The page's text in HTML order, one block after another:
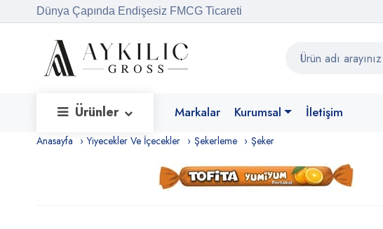
Dünya Çapında Endişesiz FMCG Ticareti
Ürünler Markalar Kurumsal İletişim
Anasayfa Yiyecekler Ve İçecekler Şekerleme Şeker